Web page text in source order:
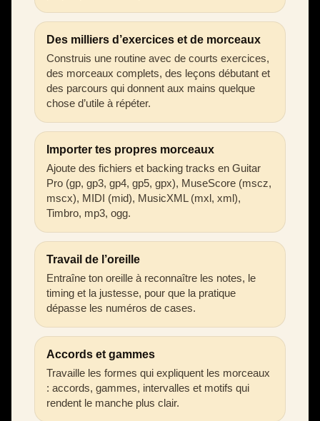
Des milliers d’exercices et de morceaux
Construis une routine avec de courts exercices,
des morceaux complets, des leçons débutant et
des parcours qui donnent aux mains quelque
chose d’utile à répéter.
Importer tes propres morceaux
Ajoute des fichiers et backing tracks en Guitar
Pro (gp, gp3, gp4, gp5, gpx), MuseScore (mscz,
mscx), MIDI (mid), MusicXML (mxl, xml),
Timbro, mp3, ogg.
Travail de l’oreille
Entraîne ton oreille à reconnaître les notes, le
timing et la justesse, pour que la pratique
dépasse les numéros de cases.
Accords et gammes
Travaille les formes qui expliquent les morceaux
: accords, gammes, intervalles et motifs qui
rendent le manche plus clair.